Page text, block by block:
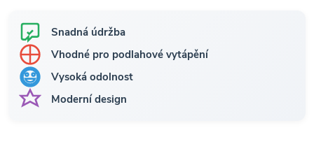
Snadná údržba
Vhodné pro podlahové vytápění
Vysoká odolnost
Moderní design